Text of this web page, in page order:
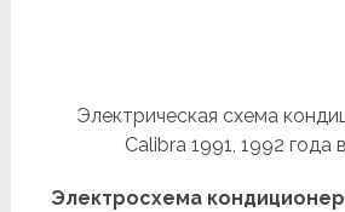
Электрическая схема
Calibra 1991, 1992 года
Электросхема